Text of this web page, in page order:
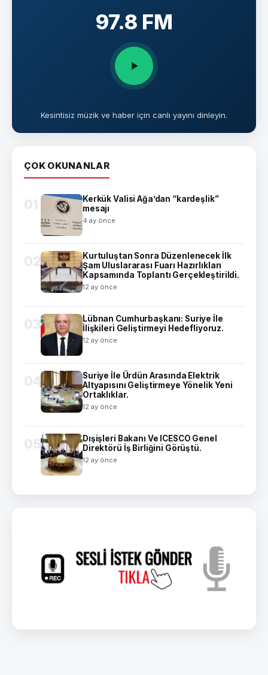
97.8 FM
Kesintisiz müzik ve haber için canlı yayını dinleyin.
ÇOK OKUNANLAR
01
Kerkük Valisi Ağa’dan “kardeşlik”
mesajı
4 ay önce
02
Kurtuluştan Sonra Düzenlenecek İlk
Şam Uluslararası Fuarı Hazırlıkları
Kapsamında Toplantı Gerçekleştirildi.
12 ay önce
03
Lübnan Cumhurbaşkanı: Suriye İle
İlişkileri Geliştirmeyi Hedefliyoruz.
12 ay önce
04
Suriye İle Ürdün Arasında Elektrik
Altyapısını Geliştirmeye Yönelik Yeni
Ortaklıklar.
12 ay önce
05
Dışişleri Bakanı Ve ICESCO Genel
Direktörü İş Birliğini Görüştü.
12 ay önce